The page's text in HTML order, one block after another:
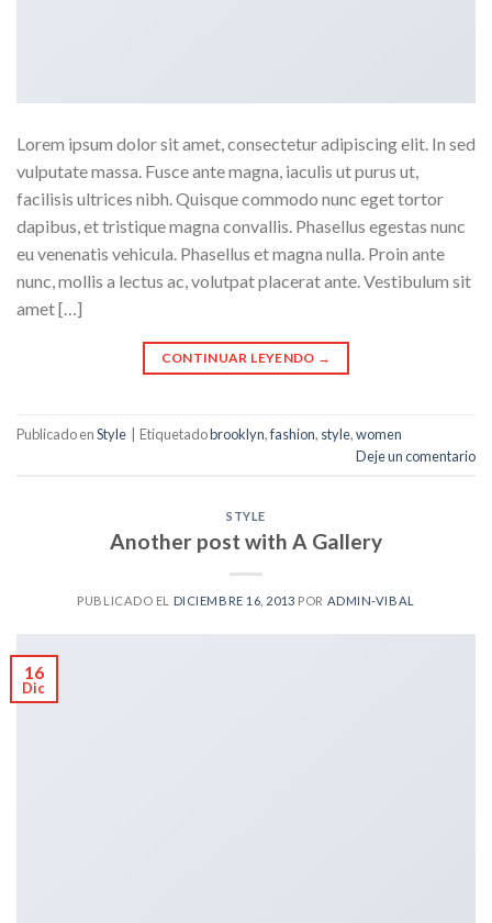
Lorem ipsum dolor sit amet, consectetur adipiscing elit. In sed
vulputate massa. Fusce ante magna, iaculis ut purus ut,
facilisis ultrices nibh. Quisque commodo nunc eget tortor
dapibus, et tristique magna convallis. Phasellus egestas nunc
eu venenatis vehicula. Phasellus et magna nulla. Proin ante
nunc, mollis a lectus ac, volutpat placerat ante. Vestibulum sit
amet […]
CONTINUAR LEYENDO →
Publicado enStyle Etiquetadobrooklyn,fashion, style,women
Deje un comentario
STYLE
Another post with A Gallery
PUBLICADO EL DICIEMBRE 16, 2013 POR ADMIN-VIBAL
16
Dic